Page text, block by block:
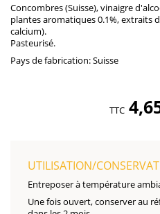
Concombres (Suisse), vinaigre
plantes aromatiques 0.1%, extraits
calcium).
Pasteurisé.
Pays de fabrication:Suisse
TTC
UTILISATION/
Entreposer à température
Une fois ouvert, conserver au